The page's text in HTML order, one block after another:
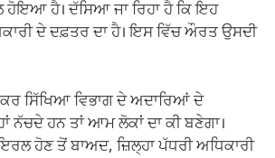
ਹੋਇਆ ਹੈ। ਦੱਸਿਆ ਜਾ ਰਿਹਾ ਹੈ ਕਿ ਇਹ
ਦੇ ਦਫ਼ਤਰ ਦਾ ਹੈ। ਇਸ ਵਿੱਚ ਔਰਤ ਉਸਦੀ
ਸਿੱਖਿਆ ਵਿਭਾਗ ਦੇ ਅਦਾਰਿਆਂ ਦੇ
ਨੱਚਦੇ ਹਨ ਤਾਂ ਆਮ ਲੋਕਾਂ ਦਾ ਕੀ ਬਣੇਗਾ।
ਹੋਣ ਤੋਂ ਬਾਅਦ, ਜ਼ਿਲ੍ਹਾ ਪੱਧਰੀ ਅਧਿਕਾਰੀ